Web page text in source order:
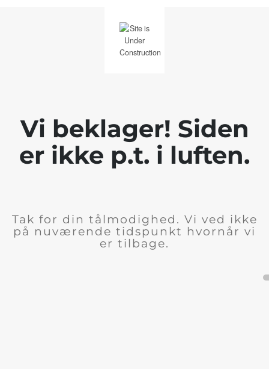
Vi beklager! Siden
er ikke p.t. i luften.
Tak for din tålmodighed. Vi ved ikke
på nuværende tidspunkt hvornår vi
er tilbage.